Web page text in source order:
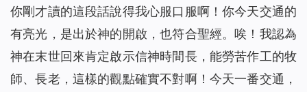
你剛才讀的這段話說得我心服口服啊！你今天交通的
有亮光，是出於神的開啟，也符合聖經。唉！我認為
神在末世回來肯定啟示信神時間長，能勞苦作工的牧
師、長老，這樣的觀點確實不對啊！今天一番交通，